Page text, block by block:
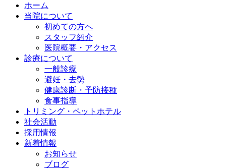
ホーム
当院について
初めての方へ
スタッフ紹介
医院概要・アクセス
診療について
一般診療
避妊・去勢
健康診断・予防接種
食事指導
トリミング・ペットホテル
社会活動
採用情報
新着情報
お知らせ
ブログ